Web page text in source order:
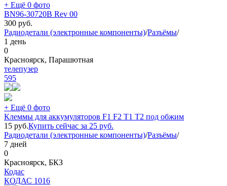
+ Ещё 0 фото
BN96-30720B Rev 00
300 руб.
Радиодетали (электронные компоненты)/Разъёмы/
1 день
0
Красноярск, Парашютная
телепузер
595
+ Ещё 0 фото
Клеммы для аккумуляторов F1 F2 T1 T2 под обжим
15 руб.Купить сейчас за 25 руб.
Радиодетали (электронные компоненты)/Разъёмы/
7 дней
0
Красноярск, БКЗ
Кодас
КОДАС 1016